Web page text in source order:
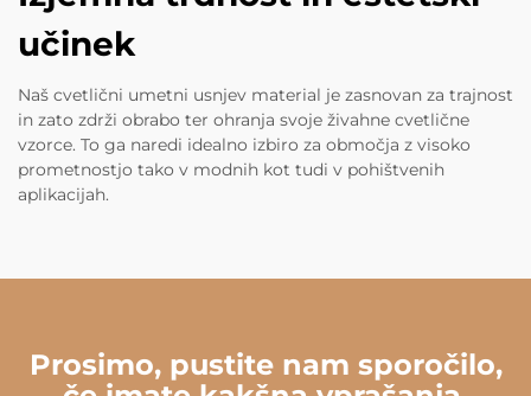
učinek
Naš cvetlični umetni usnjev material je zasnovan za trajnost
in zato zdrži obrabo ter ohranja svoje živahne cvetlične
vzorce. To ga naredi idealno izbiro za območja z visoko
prometnostjo tako v modnih kot tudi v pohištvenih
aplikacijah.
Prosimo, pustite nam sporočilo,